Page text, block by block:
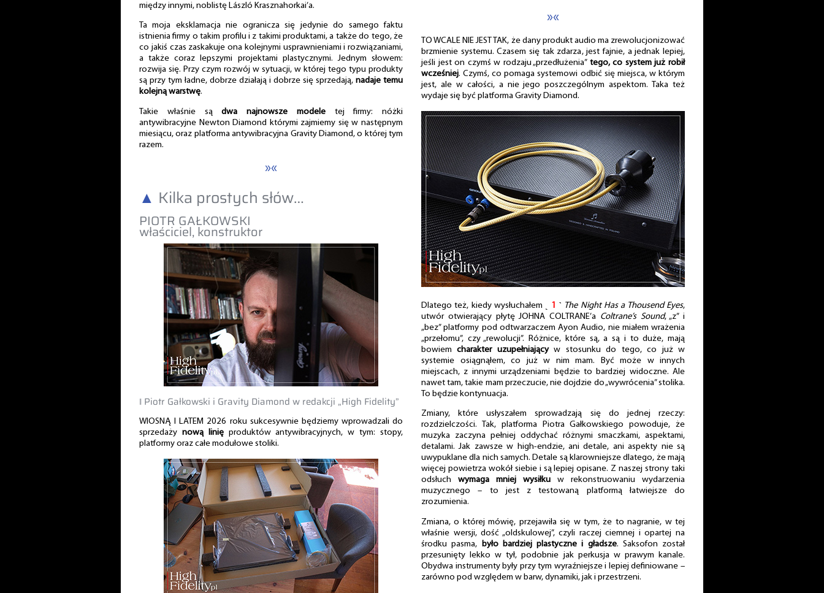
między innymi, noblistę László Krasznahorkai’a.
Ta moja eksklamacja nie ogranicza się jedynie do samego faktu
istnienia firmy o takim profilu i z takimi produktami, a także do tego, że
co jakiś czas zaskakuje ona kolejnymi usprawnieniami i rozwiązaniami,
a także coraz lepszymi projektami plastycznymi. Jednym słowem:
rozwija się. Przy czym rozwój w sytuacji, w której tego typu produkty
są przy tym ładne, dobrze działają i dobrze się sprzedają, nadaje temu
kolejną warstwę.
Takie właśnie sądwa najnowsze modeletej firmy: nóżki
antywibracyjne Newton Diamond którymi zajmiemy się w następnym
miesiącu, oraz platforma antywibracyjna Gravity Diamond, o której tym
razem.
»«
▲ Kilka prostych słów…
PIOTR GAŁKOWSKI
właściciel, konstruktor
‖ Piotr Gałkowski i Gravity Diamond w redakcji „High Fidelity”
WIOSNĄ I LATEM 2026 roku sukcesywnie będziemy wprowadzali do
sprzedaży nową linięproduktów antywibracyjnych, w tym: stopy,
platformy oraz całe modułowe stoliki.
»«
TO WCALE NIE JEST TAK, że dany produkt audio ma zrewolucjonizować
brzmienie systemu. Czasem się tak zdarza, jest fajnie, a jednak lepiej,
jeśli jest on czymś w rodzaju „przedłużenia” tego, co system już robił
wcześniej. Czymś, co pomaga systemowi odbić się miejsca, w którym
jest, ale w całości, a nie jego poszczególnym aspektom. Taka też
wydaje się być platforma Gravity Diamond.
Dlatego też, kiedy wysłuchałem ˻ 1 ˺ The Night Has a Thousend Eyes,
utwór otwierający płytę JOHNA COLTRANE’a Coltrane’s Sound, „z” i
„bez” platformy pod odtwarzaczem Ayon Audio, nie miałem wrażenia
„przełomu”, czy „rewolucji”. Różnice, które są, a są i to duże, mają
bowiemcharakter uzupełniającyw stosunku do tego, co już w
systemie osiągnąłem, co już w nim mam. Być może w innych
miejscach, z innymi urządzeniami będzie to bardziej widoczne. Ale
nawet tam, takie mam przeczucie, nie dojdzie do „wywrócenia” stolika.
To będzie kontynuacja.
Zmiany, które usłyszałem sprowadzają się do jednej rzeczy:
rozdzielczości. Tak, platforma Piotra Gałkowskiego powoduje, że
muzyka zaczyna pełniej oddychać różnymi smaczkami, aspektami,
detalami. Jak zawsze w high-endzie, ani detale, ani aspekty nie są
uwypuklane dla nich samych. Detale są klarowniejsze dlatego, że mają
więcej powietrza wokół siebie i są lepiej opisane. Z naszej strony taki
odsłuch wymaga mniej wysiłku w rekonstruowaniu wydarzenia
muzycznego – to jest z testowaną platformą łatwiejsze do
zrozumienia.
Zmiana, o której mówię, przejawiła się w tym, że to nagranie, w tej
właśnie wersji, dość „oldskulowej”, czyli raczej ciemnej i opartej na
środku pasma,
było bardziej plastyczne i gładsze. Saksofon został
przesunięty lekko w tył, podobnie jak perkusja w prawym kanale.
Obydwa instrumenty były przy tym wyraźniejsze i lepiej definiowane –
zarówno pod względem w barw, dynamiki, jak i przestrzeni.